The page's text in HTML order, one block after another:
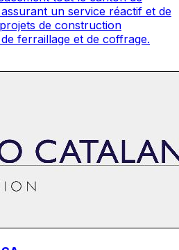
un service réactif et de
de construction
ferraillage et de coffrage.